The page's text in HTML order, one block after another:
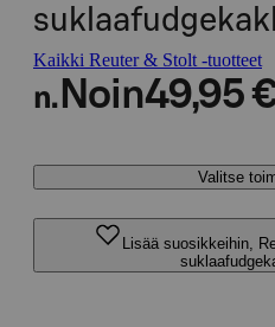
Kaikki Reuter & Stolt -tuotteet
n. Noin49,95
Valitse
Lisää suosikkeihin,